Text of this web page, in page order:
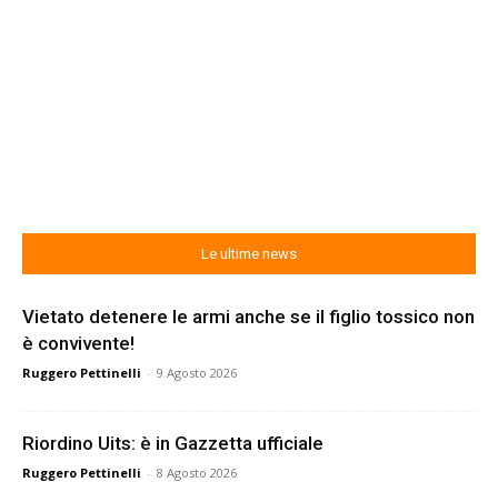
Le ultime news
Vietato detenere le armi anche se il figlio tossico non
è convivente!
Ruggero Pettinelli - 9 Agosto 2026
Riordino Uits: è in Gazzetta ufficiale
Ruggero Pettinelli - 8 Agosto 2026